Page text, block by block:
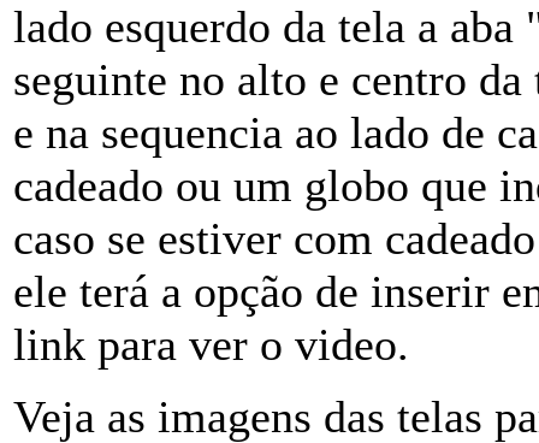
lado esquerdo da tela a
seguinte no alto e centro
e na sequencia ao lado de
cadeado ou um globo que
caso se estiver com
ele terá a opção de inserir
link para ver o video.
Veja as imagens das telas